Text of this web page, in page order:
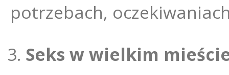
potrzebach,
Seks w wielkim